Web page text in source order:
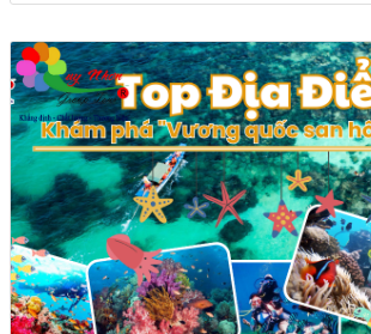
chèo SUP tại Quy Nhơn